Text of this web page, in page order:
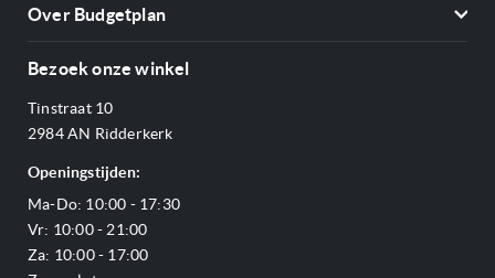
Kookplaten
Afzuigkappen
Ovens
Stoomovens
Magnetrons
Vaatwassers
Complete keukens
Outlet
Betalen
Veelgestelde vragen
Service & garantie
Sitemap
Over Budgetplan
Adres & Route
Reviews Budgetplan
Blog
Bezoek onze winkel
Tinstraat 10
2984 AN Ridderkerk
Openingstijden:
Ma-Do: 10:00 - 17:30
Vr: 10:00 - 21:00
Za: 10:00 - 17:00